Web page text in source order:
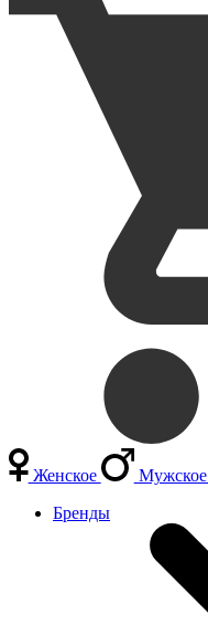
Женское Мужское
Бренды